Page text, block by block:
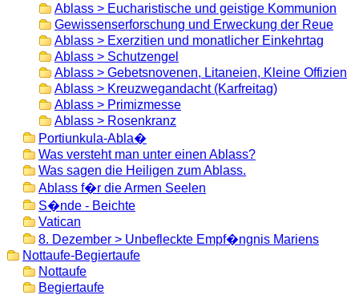
Ablass > Eucharistische und geistige Kommunion
Gewissenserforschung und Erweckung der Reue
Ablass > Exerzitien und monatlicher Einkehrtag
Ablass > Schutzengel
Ablass > Gebetsnovenen, Litaneien, Kleine Offizien
Ablass > Kreuzwegandacht (Karfreitag)
Ablass > Primizmesse
Ablass > Rosenkranz
Portiunkula-Abla�
Was versteht man unter einen Ablass?
Was sagen die Heiligen zum Ablass.
Ablass f�r die Armen Seelen
S�nde - Beichte
Vatican
8. Dezember > Unbefleckte Empf�ngnis Mariens
Nottaufe-Begiertaufe
Nottaufe
Begiertaufe